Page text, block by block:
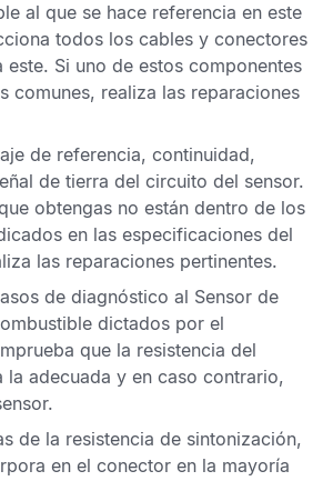
al que se hace referencia en este
todos los cables y conectores
este. Si uno de estos componentes
comunes, realiza las reparaciones
de referencia, continuidad,
de tierra del circuito del sensor.
obtengas no están dentro de los
en las especificaciones del
las reparaciones pertinentes.
de diagnóstico al Sensor de
dictados por el
que la resistencia del
la adecuada y en caso contrario,
de la resistencia de sintonización,
en el conector en la mayoría